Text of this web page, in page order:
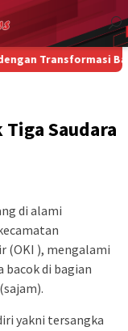
Bank
Saudara
di alami
(OKI ), mengalami
bacok di bagian
yakni tersangka